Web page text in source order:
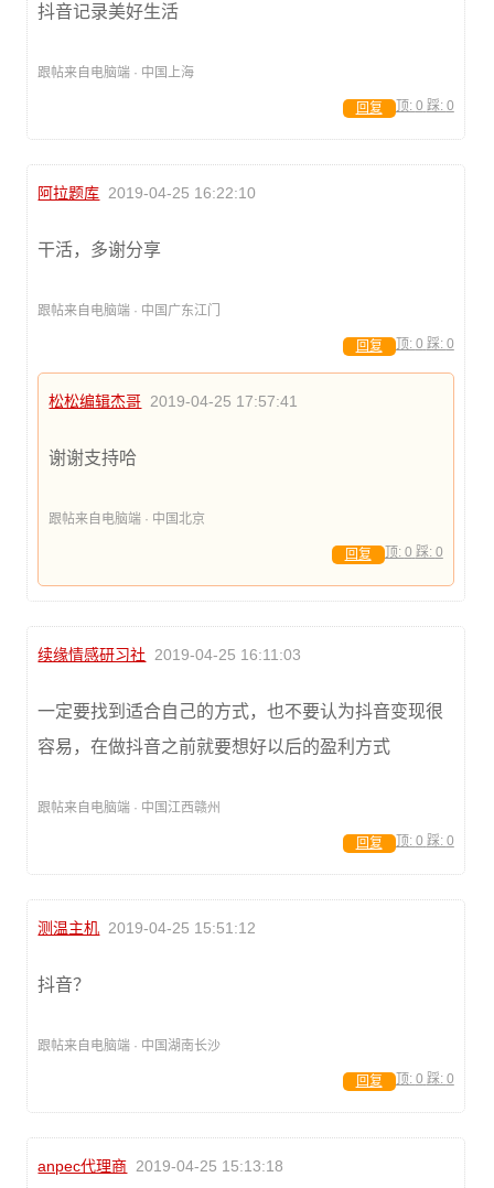
抖音记录美好生活
跟帖来自电脑端 · 中国上海
顶: 0 踩: 0
回复
阿拉题库 2019-04-25 16:22:10
干活，多谢分享
跟帖来自电脑端 · 中国广东江门
顶: 0 踩: 0
回复
松松编辑杰哥 2019-04-25 17:57:41
谢谢支持哈
跟帖来自电脑端 · 中国北京
顶: 0 踩: 0
回复
续缘情感研习社 2019-04-25 16:11:03
一定要找到适合自己的方式，也不要认为抖音变现很
容易，在做抖音之前就要想好以后的盈利方式
跟帖来自电脑端 · 中国江西赣州
顶: 0 踩: 0
回复
测温主机 2019-04-25 15:51:12
抖音？
跟帖来自电脑端 · 中国湖南长沙
顶: 0 踩: 0
回复
anpec代理商 2019-04-25 15:13:18